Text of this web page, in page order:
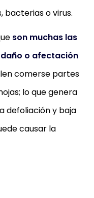
bacterias o virus.
son muchas las
o afectación
comerse partes
lo que genera
defoliación y baja
causar la